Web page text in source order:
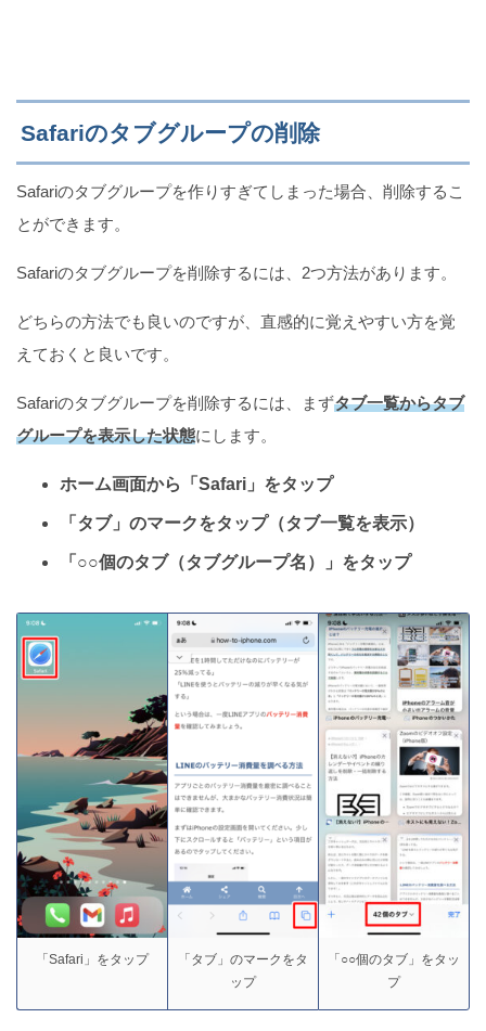
Safariのタブグループの削除
Safariのタブグループを作りすぎてしまった場合、削除するこ
とができます。
Safariのタブグループを削除するには、2つ方法があります。
どちらの方法でも良いのですが、直感的に覚えやすい方を覚
えておくと良いです。
Safariのタブグループを削除するには、まずタブ一覧からタブ
グループを表示した状態にします。
ホーム画面から「Safari」をタップ
「タブ」のマークをタップ（タブ一覧を表示）
「○○個のタブ（タブグループ名）」をタップ
「Safari」をタップ
「タブ」のマークをタ
ップ
「○○個のタブ」をタッ
プ